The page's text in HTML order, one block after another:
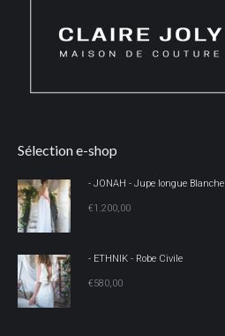
Sélection e-shop
- JONAH - Jupe longue Blanche
€1.200,00
- ETHNIK - Robe Civile
€580,00